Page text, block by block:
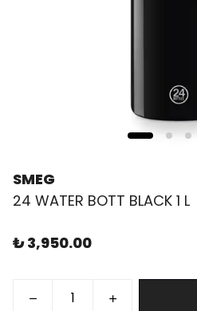
SMEG
24 WATER BOTT BLACK 1 L
₺ 3,950.00